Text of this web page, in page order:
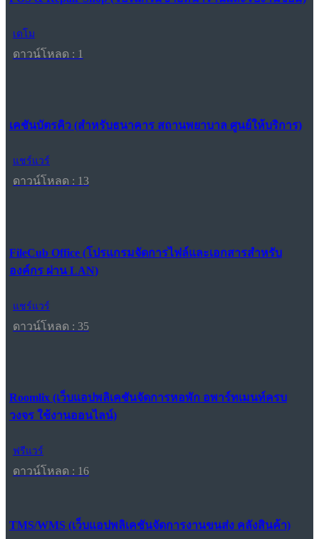
เดโม
ดาวน์โหลด : 1
เคชันบัตรคิว (สำหรับธนาคาร สถานพยาบาล ศูนย์ให้บริการ)
แชร์แวร์
ดาวน์โหลด : 13
FileCub Office (โปรแกรมจัดการไฟล์และเอกสารสำหรับ
องค์กร ผ่าน LAN)
แชร์แวร์
ดาวน์โหลด : 35
Roomlix (เว็บแอปพลิเคชันจัดการหอพัก อพาร์ทเมนท์ครบ
วงจร ใช้งานออนไลน์)
ฟรีแวร์
ดาวน์โหลด : 16
TMS/WMS (เว็บแอปพลิเคชันจัดการงานขนส่ง คลังสินค้า)